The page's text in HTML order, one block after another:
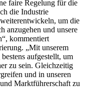
faire Regelung für die
die Industrie
um die
anzugehen und unsere
kommentiert
„Mit unserem
aufgestellt, um
zu sein. Gleichzeitig
und in unseren
Marktführerschaft zu